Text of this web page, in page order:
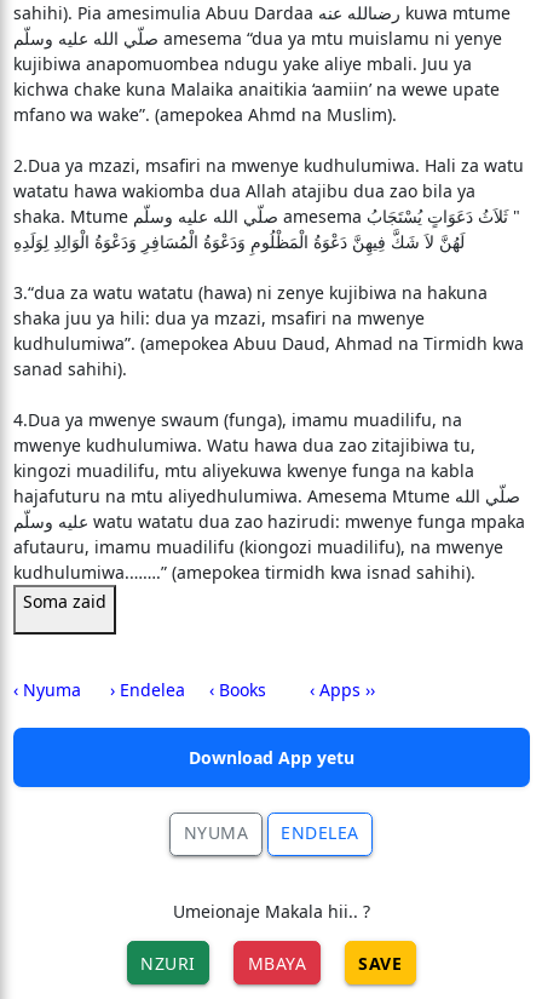
sahihi). Pia amesimulia Abuu Dardaa رضىالله عنه kuwa mtume
صلّي الله عليه وسلّم amesema “dua ya mtu muislamu ni yenye
kujibiwa anapomuombea ndugu yake aliye mbali. Juu ya
kichwa chake kuna Malaika anaitikia ‘aamiin’ na wewe upate
mfano wa wake”. (amepokea Ahmd na Muslim).
2.Dua ya mzazi, msafiri na mwenye kudhulumiwa. Hali za watu
watatu hawa wakiomba dua Allah atajibu dua zao bila ya
shaka. Mtume صلّي الله عليه وسلّم amesema ‏ "‏ ثَلاَثُ دَعَوَاتٍ يُسْتَجَابُ
لَهُنَّ لاَ شَكَّ فِيهِنَّ دَعْوَةُ الْمَظْلُومِ وَدَعْوَةُ الْمُسَافِرِ وَدَعْوَةُ الْوَالِدِ لِوَلَدِهِ
3.“dua za watu watatu (hawa) ni zenye kujibiwa na hakuna
shaka juu ya hili: dua ya mzazi, msafiri na mwenye
kudhulumiwa”. (amepokea Abuu Daud, Ahmad na Tirmidh kwa
sanad sahihi).
4.Dua ya mwenye swaum (funga), imamu muadilifu, na
mwenye kudhulumiwa. Watu hawa dua zao zitajibiwa tu,
kingozi muadilifu, mtu aliyekuwa kwenye funga na kabla
hajafuturu na mtu aliyedhulumiwa. Amesema Mtume صلّي الله
عليه وسلّم watu watatu dua zao hazirudi: mwenye funga mpaka
afutauru, imamu muadilifu (kiongozi muadilifu), na mwenye
kudhulumiwa.…….” (amepokea tirmidh kwa isnad sahihi).
Soma zaid
‹ Nyuma › Endelea ‹ Books ‹ Apps ››
Download App yetu
NYUMA ENDELEA
Umeionaje Makala hii.. ?
NZURI MBAYA SAVE